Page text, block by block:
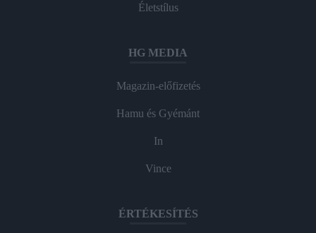
Életstílus
HG MEDIA
Magazin-előfizetés
Hamu és Gyémánt
In
Vince
ÉRTÉKESÍTÉS